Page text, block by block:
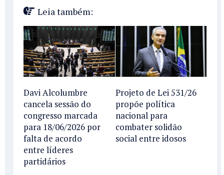
Leia também:
Davi Alcolumbre
cancela sessão do
congresso marcada
para 18/06/2026 por
falta de acordo
entre líderes
partidários
Projeto de Lei 531/26
propõe política
nacional para
combater solidão
social entre idosos